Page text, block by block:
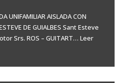
UNIFAMILIAR AISLADA CON
DE GUIALBES Sant Esteve
Srs. ROS – GUITART… Leer